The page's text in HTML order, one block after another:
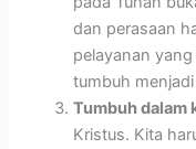
dan perasaan
pelayanan
tumbuh
Tumbuh dalam
Kristus. Kita